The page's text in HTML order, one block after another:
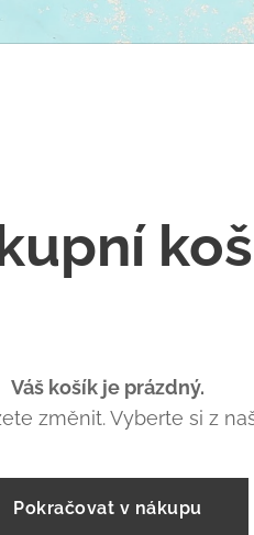
Váš košík je prázdný.
změnit. Vyberte si z
Pokračovat v nákupu